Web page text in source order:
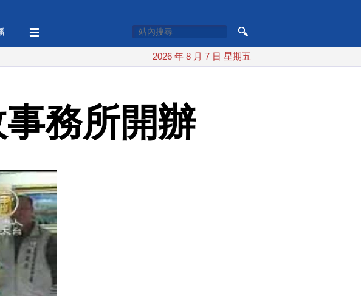
2026 年 8 月 7 日 星期五
務所開辦